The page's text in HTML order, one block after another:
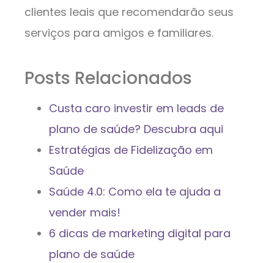
clientes leais que recomendarão seus
serviços para amigos e familiares.
Posts Relacionados
Custa caro investir em leads de
plano de saúde? Descubra aqui
Estratégias de Fidelização em
Saúde
Saúde 4.0: Como ela te ajuda a
vender mais!
6 dicas de marketing digital para
plano de saúde